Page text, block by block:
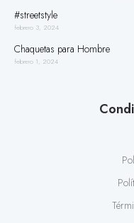
#streetstyle
febrero 3, 2024
Chaquetas para Hombre
febrero 1, 2024